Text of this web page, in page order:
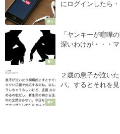
笑う
にログインしたら
驚く
「ヤンキーが喧嘩
深いわけが・・・マ
癒す
２歳の息子が泣い
パ。するとそれを